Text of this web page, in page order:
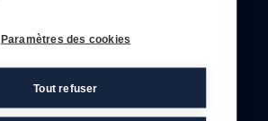
Paramètres des cookies
Tout refuser